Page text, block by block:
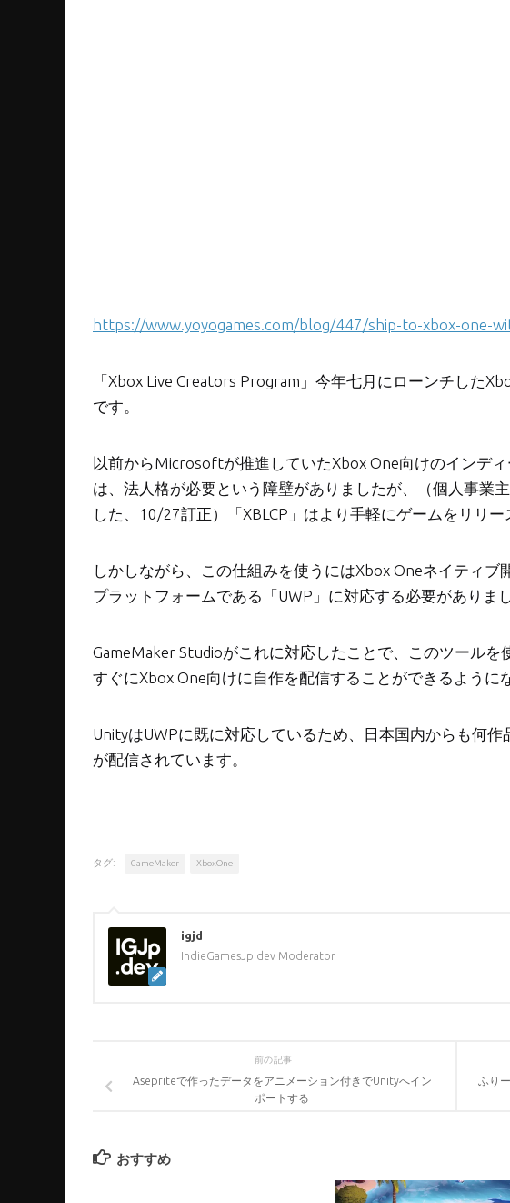
https://www.yoyogames.com/blog/447/ship-to-xbox-one-
「Xbox Live Creators Program」今年七月にローンチした
です。
以前からMicrosoftが推進していたXbox One向けのインデ
は、 法人格が必要という障壁がありましたが、 （個人事業
した、10/27訂正）「XBLCP」はより手軽にゲームをリリー
しかしながら、この仕組みを使うにはXbox Oneネイティ
プラットフォームである「UWP」に対応する必要がありまし
GameMaker Studioがこれに対応したことで、このツール
すぐにXbox One向けに自作を配信することができるように
UnityはUWPに既に対応しているため、日本国内からも何
が配信されています。
タグ: GameMaker XboxOne
igjd
IndieGamesJp.dev Moderator
ふり
前の記事
Asepriteで作ったデータをアニメーション付きでUnityへイン
ポートする
おすすめ